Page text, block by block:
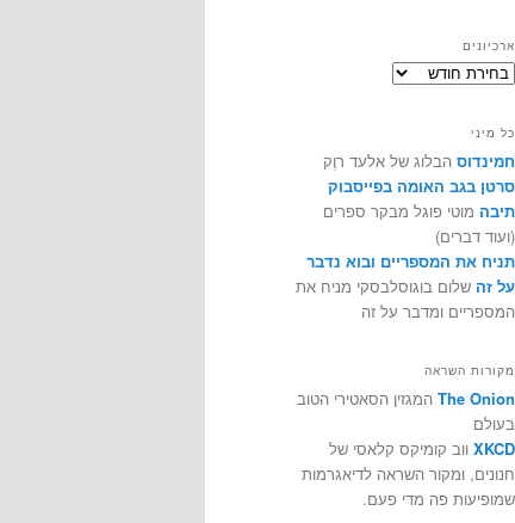
ארכיונים
ארכיונים
כל מיני
חמינדוס הבלוג של אלעד רוֶק
סרטן בגב האומה בפייסבוק
תיבה מוטי פוגל מבקר ספרים
(ועוד דברים)
תניח את המספריים ובוא נדבר
על זה שלום בוגוסלבסקי מניח את
המספריים ומדבר על זה
מקורות השראה
The Onion המגזין הסאטירי הטוב
בעולם
XKCD ווב קומיקס קלאסי של
חנונים, ומקור השראה לדיאגרמות
שמופיעות פה מדי פעם.